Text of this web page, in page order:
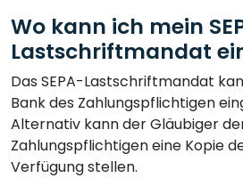
Wo kann ich mein
Lastschriftmandat
Das SEPA-Lastschriftmandat
Bank des Zahlungspflichtigen
Alternativ kann der Gläubiger
Zahlungspflichtigen eine Kopie
Verfügung stellen.